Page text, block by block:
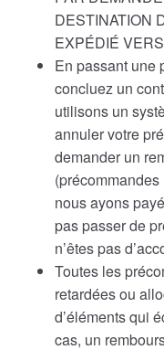
DESTINATION
EXPÉDIÉ
En passant une
concluez un
utilisons un
annuler votre
demander un
nous ayons
pas passer de
n’êtes pas
Toutes les
retardées ou
d’éléments qui
cas, un